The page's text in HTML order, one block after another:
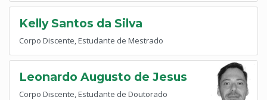
Kelly Santos da Silva
Corpo Discente, Estudante de Mestrado
Leonardo Augusto de Jesus
Corpo Discente, Estudante de Doutorado